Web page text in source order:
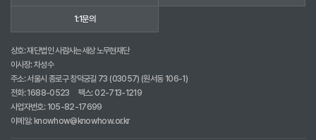
1:1문의
상호: 재단법인 사람사는세상 노무현재단
이사장: 차성수
주소: 서울시 종로구 창덕궁길 73 (03057) (원서동 106-1)
전화:1688-0523
팩스: 02-713-1219
사업자번호: 105-82-17699
이메일: knowhow@knowhow.or.kr